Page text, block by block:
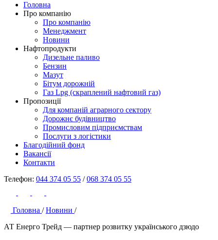
Головна
Про компанію
Про компанію
Менеджмент
Новини
Нафтопродукти
Дизельне паливо
Бензин
Мазут
Бітум дорожній
Газ Lpg (скраплений нафтовий газ)
Пропозиції
Для компаній аграрного сектору
Дорожнє будівництво
Промисловим підприємствам
Послуги з логістики
Благодійний фонд
Вакансії
Контакти
Телефон: 044 374 05 55 / 068 374 05 55
Головна / Новини /
АТ Енерго Трейд — партнер розвитку українського дзюдо